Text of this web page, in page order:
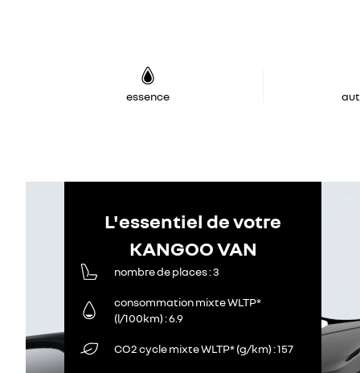
essence
L'essentiel de votre
KANGOO VAN
nombre de places 3
consommation mixte WLTP*
(l/100km) 6.9
CO2 cycle mixte WLTP* (g/km) 157